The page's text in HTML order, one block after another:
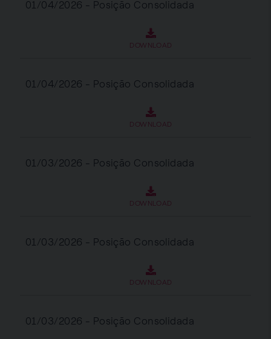
01/04/2026 - Posição Consolidada
DOWNLOAD
01/04/2026 - Posição Consolidada
DOWNLOAD
01/03/2026 - Posição Consolidada
DOWNLOAD
01/03/2026 - Posição Consolidada
DOWNLOAD
01/03/2026 - Posição Consolidada